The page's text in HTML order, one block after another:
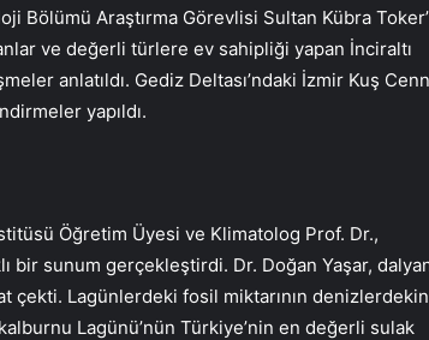
Bölümü Araştırma Görevlisi Sultan Kübra
ve değerli türlere ev sahipliği yapan İnciraltı
anlatıldı. Gediz Deltası’ndaki İzmir Kuş
yapıldı.
Öğretim Üyesi ve Klimatolog Prof. Dr.,
bir sunum gerçekleştirdi. Dr. Doğan Yaşar,
çekti. Lagünlerdeki fosil miktarının
Lagünü’nün Türkiye’nin en değerli sulak